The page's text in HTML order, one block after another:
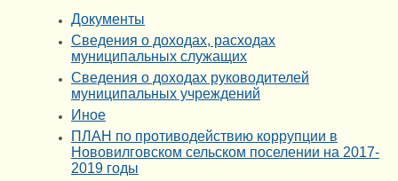
Документы
Сведения о доходах, расходах
муниципальных служащих
Сведения о доходах руководителей
муниципальных учреждений
Иное
ПЛАН по противодействию коррупции в
Нововилговском сельском поселении на 2017-
2019 годы